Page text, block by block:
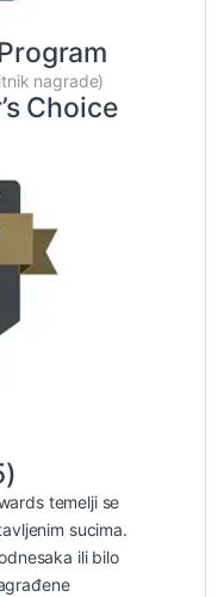
nagrade)
Choice
temelji se
sucima.
ili bilo